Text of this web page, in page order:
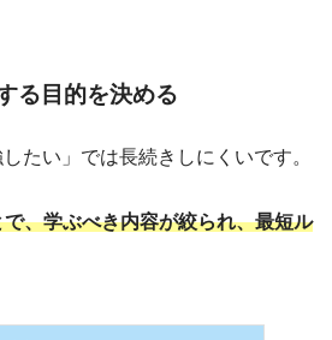
る目的を決める
たい」では長続きしにくいです。
、学ぶべき内容が絞られ、最短ル